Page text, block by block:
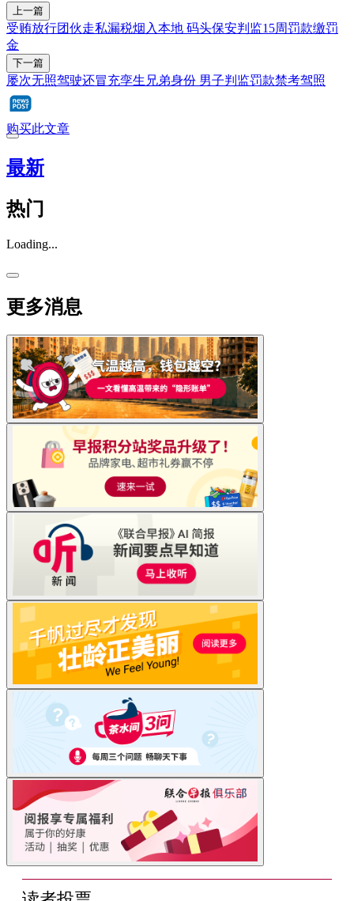
上一篇
受贿放行团伙走私漏税烟入本地 码头保安判监15周罚款缴罚
金
下一篇
屡次无照驾驶还冒充孪生兄弟身份 男子判监罚款禁考驾照
购买此文章
最新
热门
Loading...
更多消息